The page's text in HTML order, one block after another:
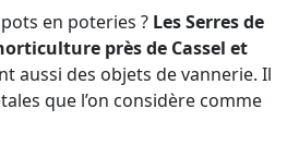
en poteries ? Les Serres de
près de Cassel et
aussi des objets de vannerie. Il
que l’on considère comme